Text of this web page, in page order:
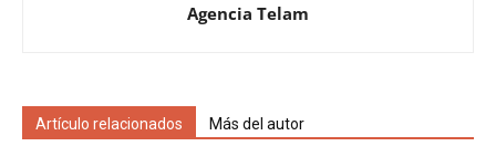
Agencia Telam
Artículo relacionados Más del autor